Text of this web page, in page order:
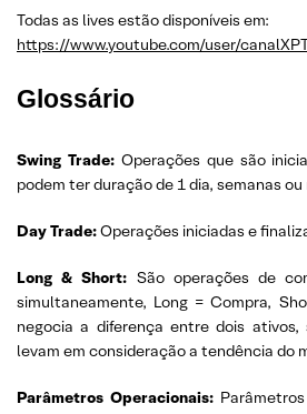
Todas as lives estão disponíveis em:
https://www.youtube.com/user/
Glossário
Swing Trade: Operações que são
podem ter duração de 1 dia, semanas ou
Day Trade:Operações iniciadas e
Long & Short: São operações de
simultaneamente, Long = Compra,
negocia a diferença entre dois ativos,
levam em consideração a tendência do
Parâmetros Operacionais: